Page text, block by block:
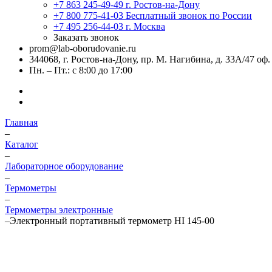
+7 863 245-49-49 г. Ростов-на-Дону
+7 800 775-41-03 Бесплатный звонок по России
+7 495 256-44-03 г. Москва
Заказать звонок
prom@lab-oborudovanie.ru
344068, г. Ростов-на-Дону, пр. М. Нагибина, д. 33А/47 оф.
Пн. – Пт.: с 8:00 до 17:00
Главная
–
Каталог
–
Лабораторное оборудование
–
Термометры
–
Термометры электронные
–Электронный портативный термометр HI 145-00